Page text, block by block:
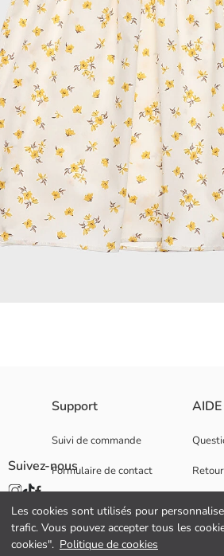
Les cookies sont utilisés pour
trafic. Vous pouvez accepter tous les
cookies". Politique de cookies
Tissu Principal:
Genre:
Coupe:
Tissu:
Détail de la doublure:
Longeur:
Support
Suivi de commande
Formulaire de contact
AIDE
Retour
Suivez-nous